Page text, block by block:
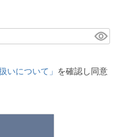
いについて」 を確認し同意